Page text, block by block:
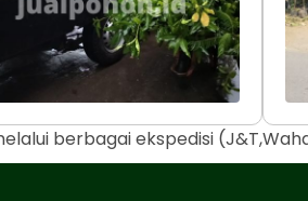
berbagai ekspedisi